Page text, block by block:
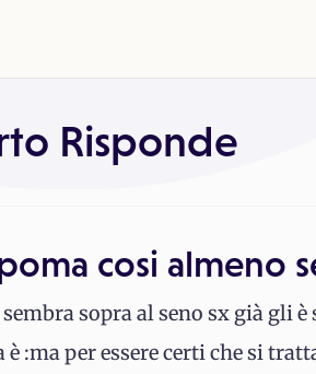
Risponde
cosi almeno
sopra al seno sx già gli
:ma per essere certi che si